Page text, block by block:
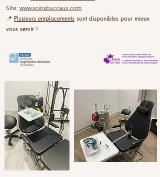
Site: www.soinsbuccaux.com
📍 Plusieurs emplacements sont disponibles pour mieux
vous servir !